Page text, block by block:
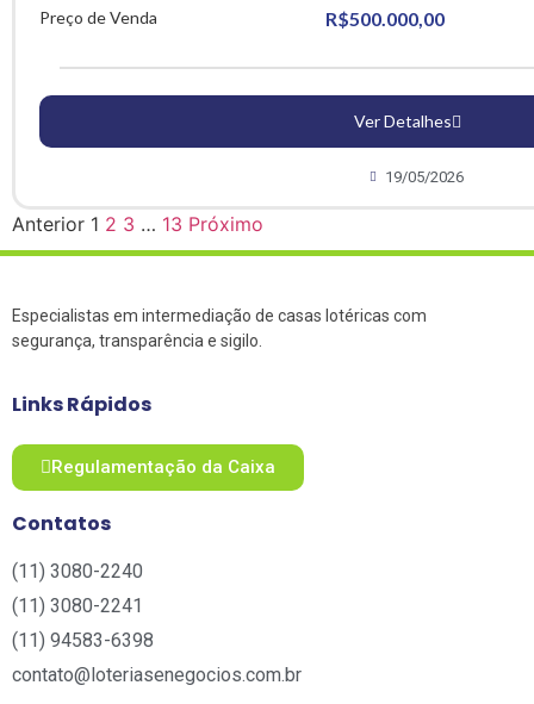
Preço de Venda R$500.000,00
Ver Detalhes
19/05/2026
Anterior 1 2 3 … 13 Próximo
Especialistas em intermediação de casas lotéricas com
segurança, transparência e sigilo.
Links Rápidos
Regulamentação da Caixa
Contatos
(11) 3080-2240​
(11) 3080-2241​
(11) 94583-6398
contato@loteriasenegocios.com.br​